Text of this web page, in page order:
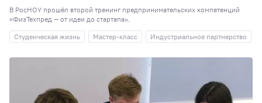
В РосНОУ прошёл второй тренинг предпринимательских компетенций
«ФизТехпред — от идеи до стартапа».
Студенческая жизнь
Мастер-класс Индустриальное партнерство